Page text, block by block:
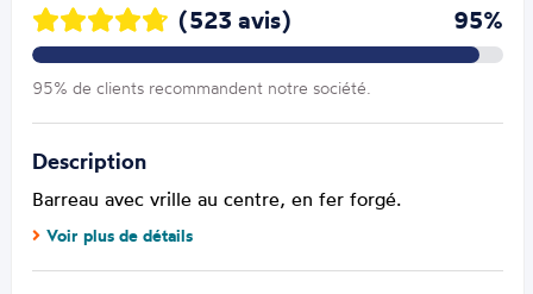
(523 avis) 95%
95% de clients recommandent notre société.
Description
Barreau avec vrille au centre, en fer forgé.
Voir plus de détails